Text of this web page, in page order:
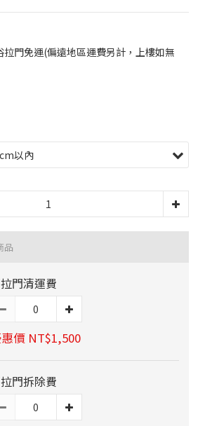
拉門免運(偏遠地區運費另計，上樓如無
品
門清運費
價 NT$1,500
門拆除費